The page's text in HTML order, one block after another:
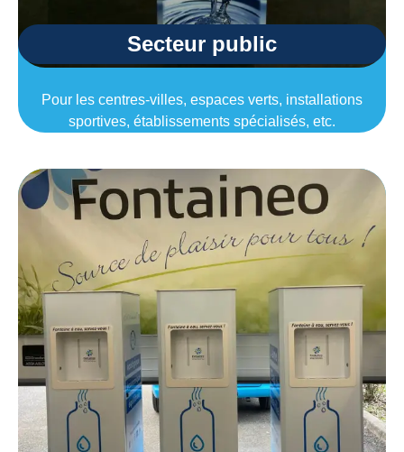
Secteur public
Pour les centres-villes, espaces verts, installations
sportives, établissements spécialisés, etc.